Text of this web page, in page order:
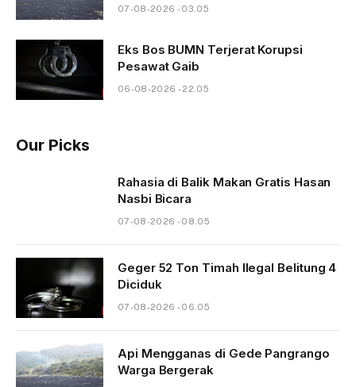
07-08-2026 - 03.05
Eks Bos BUMN Terjerat Korupsi
Pesawat Gaib
06-08-2026 - 22.05
Our Picks
Rahasia di Balik Makan Gratis Hasan
Nasbi Bicara
07-08-2026 - 08.05
Geger 52 Ton Timah Ilegal Belitung 4
Diciduk
07-08-2026 - 06.05
Api Mengganas di Gede Pangrango
Warga Bergerak